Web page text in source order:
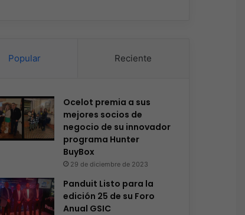
Popular Reciente
Ocelot premia a sus
mejores socios de
negocio de su innovador
programa Hunter
BuyBox
29 de diciembre de 2023
Panduit Listo para la
edición 25 de su Foro
Anual GSIC